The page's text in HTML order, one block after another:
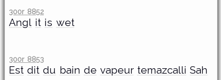
300r 8852
Angl it is wet
300r 8853
Est dit du bain de vapeur temazcalli Sah